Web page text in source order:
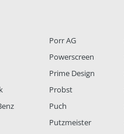
Porr AG
Powerscreen
Prime Design
Probst
Puch
Putzmeister